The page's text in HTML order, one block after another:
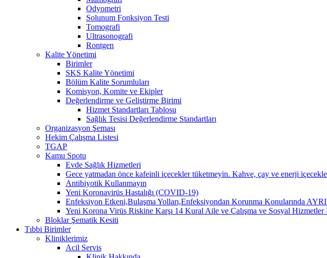
Odyometri
Solunum Fonksiyon Testi
Tomografi
Ultrasonografi
Rontgen
Kalite Yönetimi
Birimler
SKS Kalite Yönetimi
Bölüm Kalite Sorumluları
Komisyon, Komite ve Ekipler
Değerlendirme ve Geliştirme Birimi
Hizmet Standartları Tablosu
Sağlık Tesisi Değerlendirme Standartları
Organizasyon Şeması
Hekim Çalışma Listesi
TGAP
Kamu Spotu
Evde Sağlık Hizmetleri
Gece yatmadan önce kafeinli içecekler tüketmeyin. Kahve, çay ve enerji
Antibiyotik Kullanmayın
Yeni Koronavirüs Hastalığı (COVID-19)
Enfeksiyon Etkeni,Bulaşma Yolları,Enfeksiyondan Korunma Konularında
Yeni Korona Virüs Riskine Karşı 14 Kural Aile ve Çalışma ve Sosyal Hizmetler
Bloklar Şematik Kesiti
Tıbbi Birimler
Kliniklerimiz
Acil Servis